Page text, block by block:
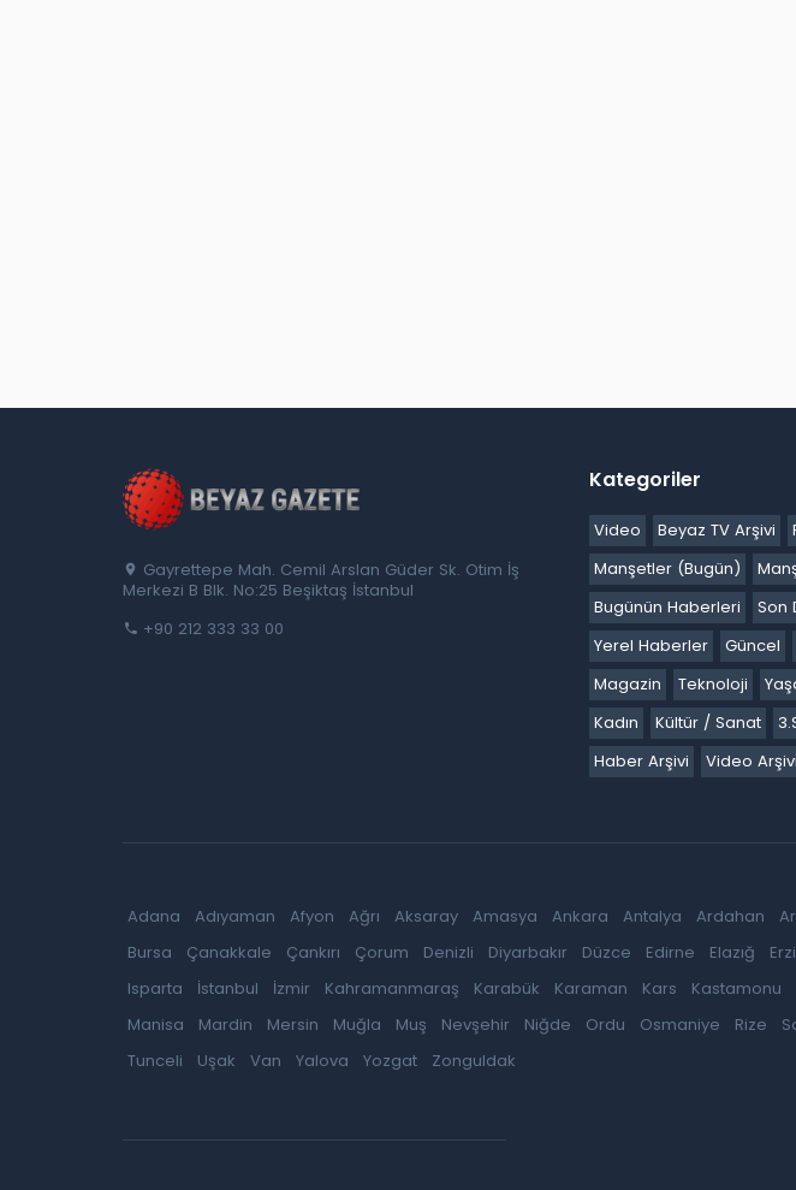
Gayrettepe Mah. Cemil Arslan Güder Sk. Otim İş
Merkezi B Blk. No:25 Beşiktaş İstanbul
+90 212 333 33 00
Kategoriler
Video Beyaz TV Arşivi
Manşetler (Bugün)
Bugünün Haberleri
Son
Yerel Haberler
Güncel
Magazin
Teknoloji
Kadın
Kültür / Sanat
Haber Arşivi
Video Arşivi
Adana Adıyaman Afyon Ağrı Aksaray Amasya Ankara Antalya Ardahan
Bursa
Çanakkale Çankırı Çorum Denizli Diyarbakır Düzce Edirne Elazığ
Isparta
İstanbul İzmir Kahramanmaraş Karabük Karaman Kars Kastamonu
Manisa
Mardin Mersin Muğla Muş Nevşehir Niğde Ordu Osmaniye Rize
Tunceli
Uşak Van Yalova Yozgat Zonguldak